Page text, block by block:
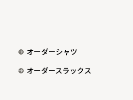
オーダーシャツ
オーダースラックス